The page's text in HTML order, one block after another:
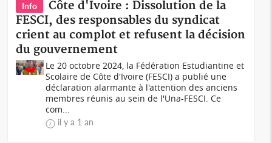
Info
Côte d'Ivoire : Dissolution de la
FESCI, des responsables du syndicat
crient au complot et refusent la décision
du gouvernement
Le 20 octobre 2024, la Fédération Estudiantine et
Scolaire de Côte d'Ivoire (FESCI) a publié une
déclaration alarmante à l'attention des anciens
membres réunis au sein de l'Una-FESCI. Ce
com...
il y a 1 an